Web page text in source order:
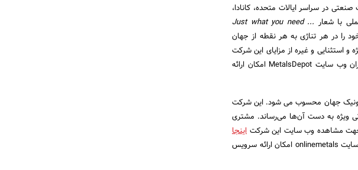
در سراسر ایالات متحده، کانادا،
Just what you need ...
را در هر تناژی به هر نقطه از جهان
و استثنایی و غیره از مزایای این شرکت
به شمار می‌رود. لازم به ذکر است به دلیل تحریم های بین الملی علیه کشور ایران وب سایت MetalsDepot امکان ارائه
جهان محسوب می شود. این شرکت
ویژه به دست آن‌ها می‌رساند. مشتری
مشاهده وب سایت این شرکت اینجا
کنید. لازم به ذکر است به دلیل تحریم های بین الملی علیه کشور ایران وب سایت onlinemetals امکان ارائه سرویس